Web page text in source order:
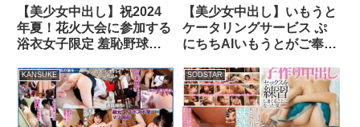
【美少女中出し】祝2024
年夏！花火大会に参加する
浴衣女子限定 羞恥野球拳
【美少女中出し】いもうと
ケータリングサービス ぷ
にちちAIいもうとがご奉
精治療＆カジノバニーガー
ルにボクの精液全力Bet！
綾瀬こころ
KANSUKE SODSTAR